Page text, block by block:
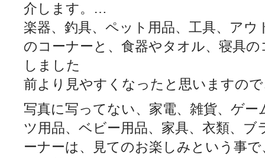
介します。
…
楽器、釣具、ペット用品、工具、アウ
のコーナーと、食器やタオル、寝具
しました
前より見やすくなったと思いますの
写真に写ってない、家電、雑貨、ゲ
ツ用品、ベビー用品、家具、衣類、ブ
ーナーは、見てのお楽しみという事